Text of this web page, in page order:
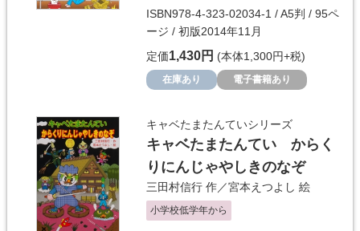
ISBN978-4-323-02034-1 / A5判 / 95ペ
ージ / 初版2014年11月
定価1,430円 (本体1,300円+税)
在庫あり 電子書籍あり
キャベたまたんていシリーズ
キャベたまたんてい からく
りにんじゃやしきのなぞ
三田村信行 作／宮本えつよし 絵
小学校低学年から